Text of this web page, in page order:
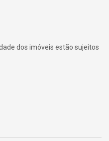
dos imóveis estão sujeitos